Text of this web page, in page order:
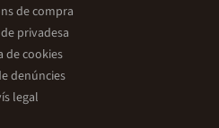
de compra
privadesa
de cookies
denúncies
legal